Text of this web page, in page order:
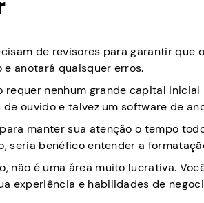
de revisores para garantir que
e anotará quaisquer erros.
requer nenhum grande capital
ouvido e talvez um software de
manter sua atenção o tempo
seria benéfico entender a
não é uma área muito lucrativa.
experiência e habilidades de